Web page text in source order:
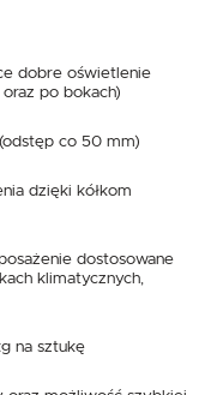
dobre oświetlenie
po bokach)
co 50 mm)
dzięki kółkom
dostosowane
klimatycznych,
na sztukę